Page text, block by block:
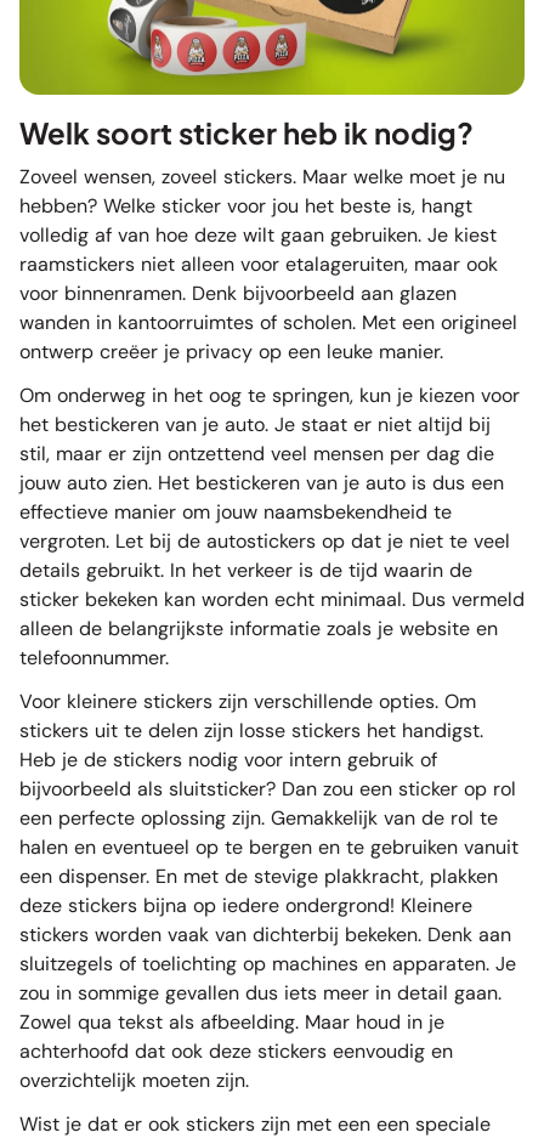
Welk soort sticker heb ik nodig?
Zoveel wensen, zoveel stickers. Maar welke moet je nu
hebben? Welke sticker voor jou het beste is, hangt
volledig af van hoe deze wilt gaan gebruiken. Je kiest
raamstickers niet alleen voor etalageruiten, maar ook
voor binnenramen. Denk bijvoorbeeld aan glazen
wanden in kantoorruimtes of scholen. Met een origineel
ontwerp creëer je privacy op een leuke manier.
Om onderweg in het oog te springen, kun je kiezen voor
het bestickeren van je auto. Je staat er niet altijd bij
stil, maar er zijn ontzettend veel mensen per dag die
jouw auto zien. Het bestickeren van je auto is dus een
effectieve manier om jouw naamsbekendheid te
vergroten. Let bij de autostickers op dat je niet te veel
details gebruikt. In het verkeer is de tijd waarin de
sticker bekeken kan worden echt minimaal. Dus vermeld
alleen de belangrijkste informatie zoals je website en
telefoonnummer.
Voor kleinere stickers zijn verschillende opties. Om
stickers uit te delen zijn losse stickers het handigst.
Heb je de stickers nodig voor intern gebruik of
bijvoorbeeld als sluitsticker? Dan zou een sticker op rol
een perfecte oplossing zijn. Gemakkelijk van de rol te
halen en eventueel op te bergen en te gebruiken vanuit
een dispenser. En met de stevige plakkracht, plakken
deze stickers bijna op iedere ondergrond! Kleinere
stickers worden vaak van dichterbij bekeken. Denk aan
sluitzegels of toelichting op machines en apparaten. Je
zou in sommige gevallen dus iets meer in detail gaan.
Zowel qua tekst als afbeelding. Maar houd in je
achterhoofd dat ook deze stickers eenvoudig en
overzichtelijk moeten zijn.
Wist je dat er ook stickers zijn met een een speciale